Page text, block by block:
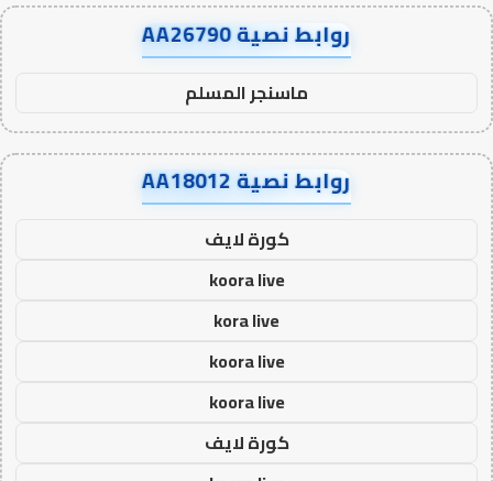
روابط نصية AA26790
ماسنجر المسلم
روابط نصية AA18012
كورة لايف
koora live
kora live
koora live
koora live
كورة لايف